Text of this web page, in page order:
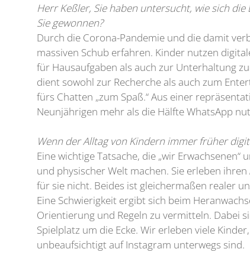
Herr Keßler, Sie haben untersucht, wie sich
Sie gewonnen?
Durch die Corona-Pandemie und die damit
massiven Schub erfahren. Kinder nutzen
für Hausaufgaben als auch zur Unterhaltung
dient sowohl zur Recherche als auch zum
fürs Chatten „zum Spaß.“ Aus einer
Neunjährigen mehr als die Hälfte WhatsApp
Wenn der Alltag von Kindern immer früher
Eine wichtige Tatsache, die „wir
und physischer Welt machen. Sie erleben
für sie nicht. Beides ist gleichermaßen realer
Eine Schwierigkeit ergibt sich beim
Orientierung und Regeln zu vermitteln. Dabei
Spielplatz um die Ecke. Wir erleben viele
unbeaufsichtigt auf Instagram unterwegs sind.